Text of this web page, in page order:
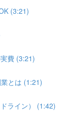
(3:21)
費 (3:21)
とは (1:21)
ライン） (1:42)